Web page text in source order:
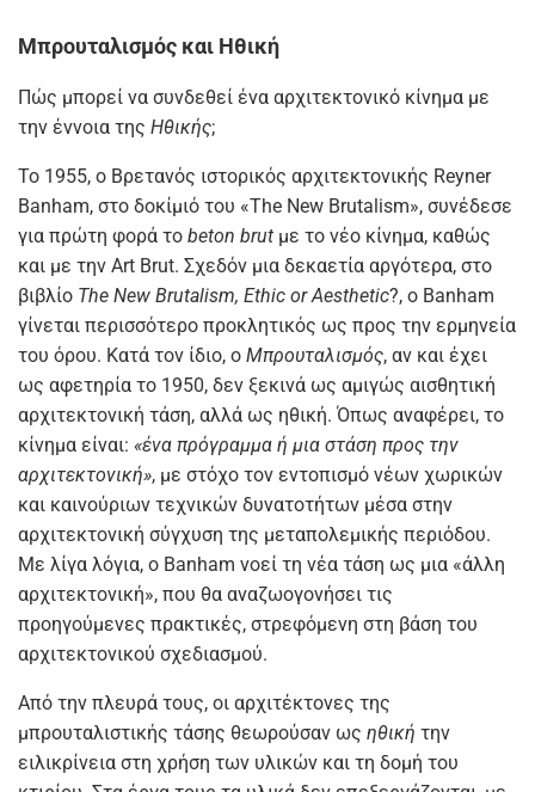
Μπρουταλισμός και Ηθική
Πώς μπορεί να συνδεθεί ένα αρχιτεκτονικό κίνημα με
την έννοια της Ηθικής;
Το 1955, ο Βρετανός ιστορικός αρχιτεκτονικής Reyner
Banham, στο δοκίμιό του «The New Brutalism», συνέδεσε
για πρώτη φορά το beton brut με το νέο κίνημα, καθώς
και με την Art Brut. Σχεδόν μια δεκαετία αργότερα, στο
βιβλίο The New Brutalism, Ethic or Aesthetic?, o Banham
γίνεται περισσότερο προκλητικός ως προς την ερμηνεία
του όρου. Κατά τον ίδιο, ο Μπρουταλισμός, αν και έχει
ως αφετηρία το 1950, δεν ξεκινά ως αμιγώς αισθητική
αρχιτεκτονική τάση, αλλά ως ηθική. Όπως αναφέρει, το
κίνημα είναι: «ένα πρόγραμμα ή μια στάση προς την
αρχιτεκτονική», με στόχο τον εντοπισμό νέων χωρικών
και καινούριων τεχνικών δυνατοτήτων μέσα στην
αρχιτεκτονική σύγχυση της μεταπολεμικής περιόδου.
Με λίγα λόγια, ο Banham νοεί τη νέα τάση ως μια «άλλη
αρχιτεκτονική», που θα αναζωογονήσει τις
προηγούμενες πρακτικές, στρεφόμενη στη βάση του
αρχιτεκτονικού σχεδιασμού.
Από την πλευρά τους, οι αρχιτέκτονες της
μπρουταλιστικής τάσης θεωρούσαν ως ηθική την
ειλικρίνεια στη χρήση των υλικών και τη δομή του